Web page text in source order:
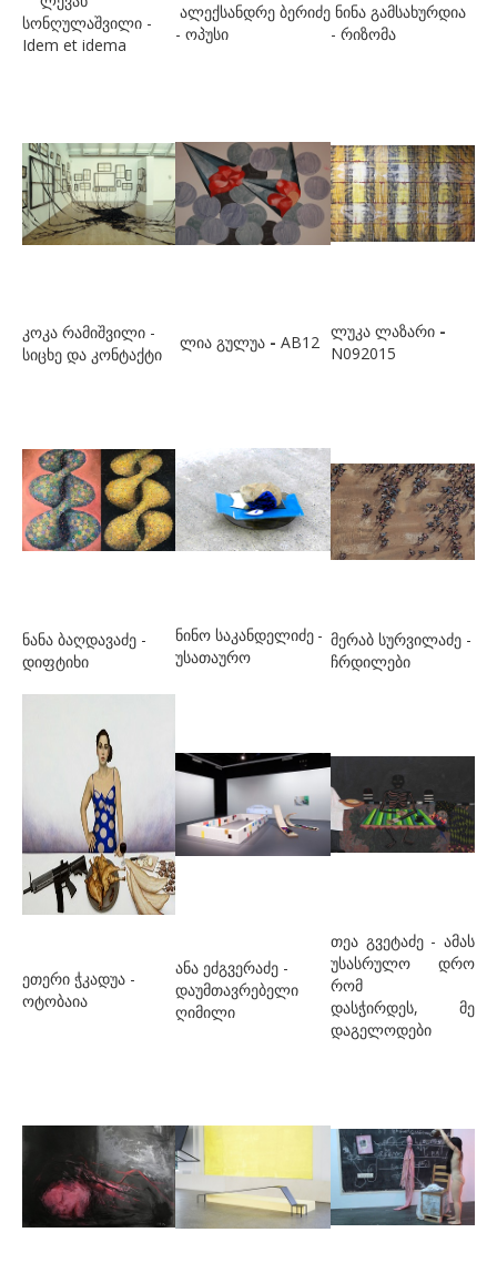
ბუგიანი ირაკლი
გ
გაგოშიძე ნანა
გაგოშიძე ნინო
გამსახურდია ნინა
გვეტაძე თეა
გულიშვილი ზურაბ
გულუა ლია
დ-თ
დავითაია მირზა
დეივიდ დათუნა
ესართია ხატია
ეძგვერაძე გია
ვაჩნაძე თინა
თოფურია კაკო
კ.ე. ანნა
კესიდი გელა
კორიშელი ბოცო
კუბლა ჯორჯ
სონღულაშვილი -
Idem et idema
ალექსანდრე ბერიძე
- ოპუსი
ნინა გამსახურდია
- რიზომა
კოკა რამიშვილი -
სიცხე და კონტაქტი
ლია გულუა - AB12
ლუკა ლაზარი -
N092015
ნანა ბაღდავაძე -
დიფტიხი
ნინო საკანდელიძე -
უსათაურო
მერაბ სურვილაძე -
ჩრდილები
ეთერი ჭკადუა -
ოტობაია
ანა ეძგვერაძე -
დაუმთავრებელი
ღიმილი
თეა გვეტაძე - ამას
უსასრულო დრო
რომ
დასჭირდეს, მე
დაგელოდები